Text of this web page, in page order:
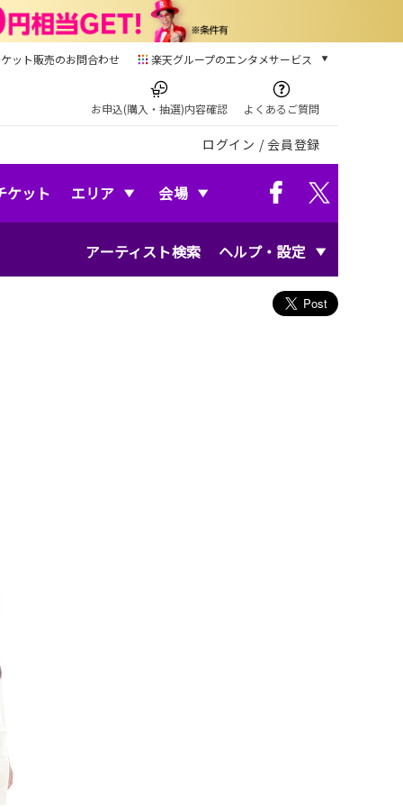
ット販売のお問合わせ 楽天グループのエンタメサービス
本/ゲーム/CD/DVD
楽天ブックス
電子書籍
楽天Kobo
音楽配信
お申込(購入・抽選)内容確認 よくあるご質問
ログイン / 会員登録
ケット エリア 会場
アーティスト検索 ヘルプ・設定